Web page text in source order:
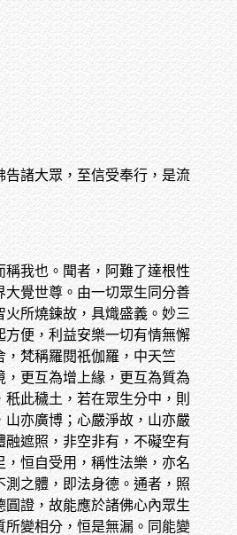
諸大眾，至信受奉行，是流
我也。聞者，阿難了達根性
覺世尊。由一切眾生同分善
所燒鍊故，具熾盛義。妙三
便，利益安樂一切有情無懈
梵稱羅閱祇伽羅，中天竺
更互為增上緣，更互為質為
此穢土，若在眾生分中，則
亦廣博；心嚴淨故，山亦嚴
遮照，非空非有，不礙空有
恒自受用，稱性法樂，亦名
之體，即法身德。通者，照
證，故能應於諸佛心內眾生
變相分，恒是無漏。同能變